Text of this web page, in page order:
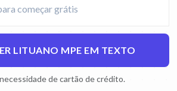
LITUANO MPE EM TEXTO
de cartão de crédito.